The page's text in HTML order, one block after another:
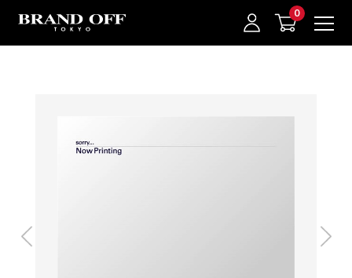
中古名牌業界No.1的BRAND OFF。BRAND OFF官網購物/h1>
登入/註冊